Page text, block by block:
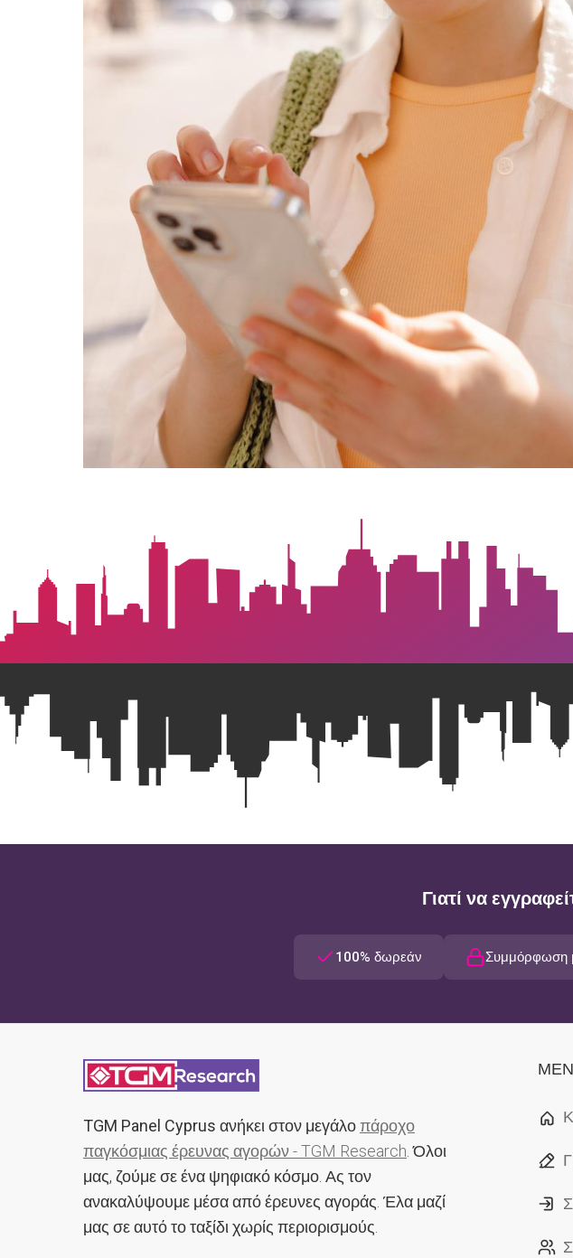
Γιατί να
100% δωρεάν Συμμόρφωση
TGM Panel Cyprus ανήκει στον μεγάλοπάροχο
παγκόσμιας έρευνας αγορών - TGM Research . Όλοι
μας, ζούμε σε ένα ψηφιακό κόσμο. Ας τον
ανακαλύψουμε μέσα από έρευνες αγοράς. Έλα μαζί
μας σε αυτό το ταξίδι χωρίς περιορισμούς.